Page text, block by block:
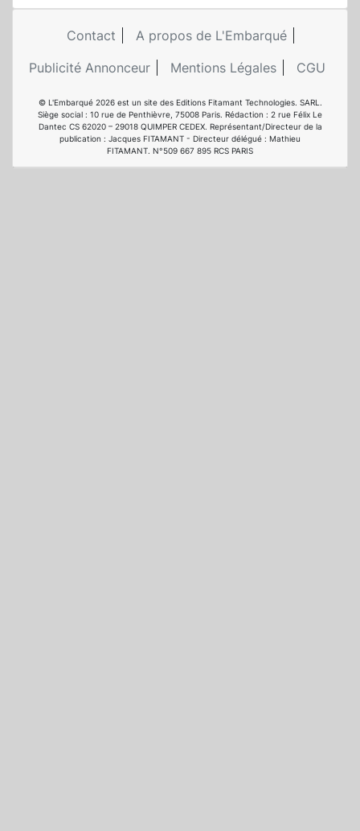
Contact
A propos de L'Embarqué
Publicité Annonceur
Mentions Légales CGU
© L'Embarqué 2026 est un site des Editions Fitamant Technologies. SARL.
Siège social : 10 rue de Penthièvre, 75008 Paris. Rédaction : 2 rue Félix Le
Dantec CS 62020 – 29018 QUIMPER CEDEX. Représentant/Directeur de la
publication : Jacques FITAMANT - Directeur délégué : Mathieu
FITAMANT. N°509 667 895 RCS PARIS